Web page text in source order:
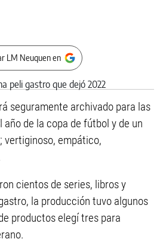
LM Neuquen en
seguramente archivado para las
de la copa de fútbol y de un
vertiginoso, empático,
cientos de series, libros y
la producción tuvo algunos
productos elegí tres para